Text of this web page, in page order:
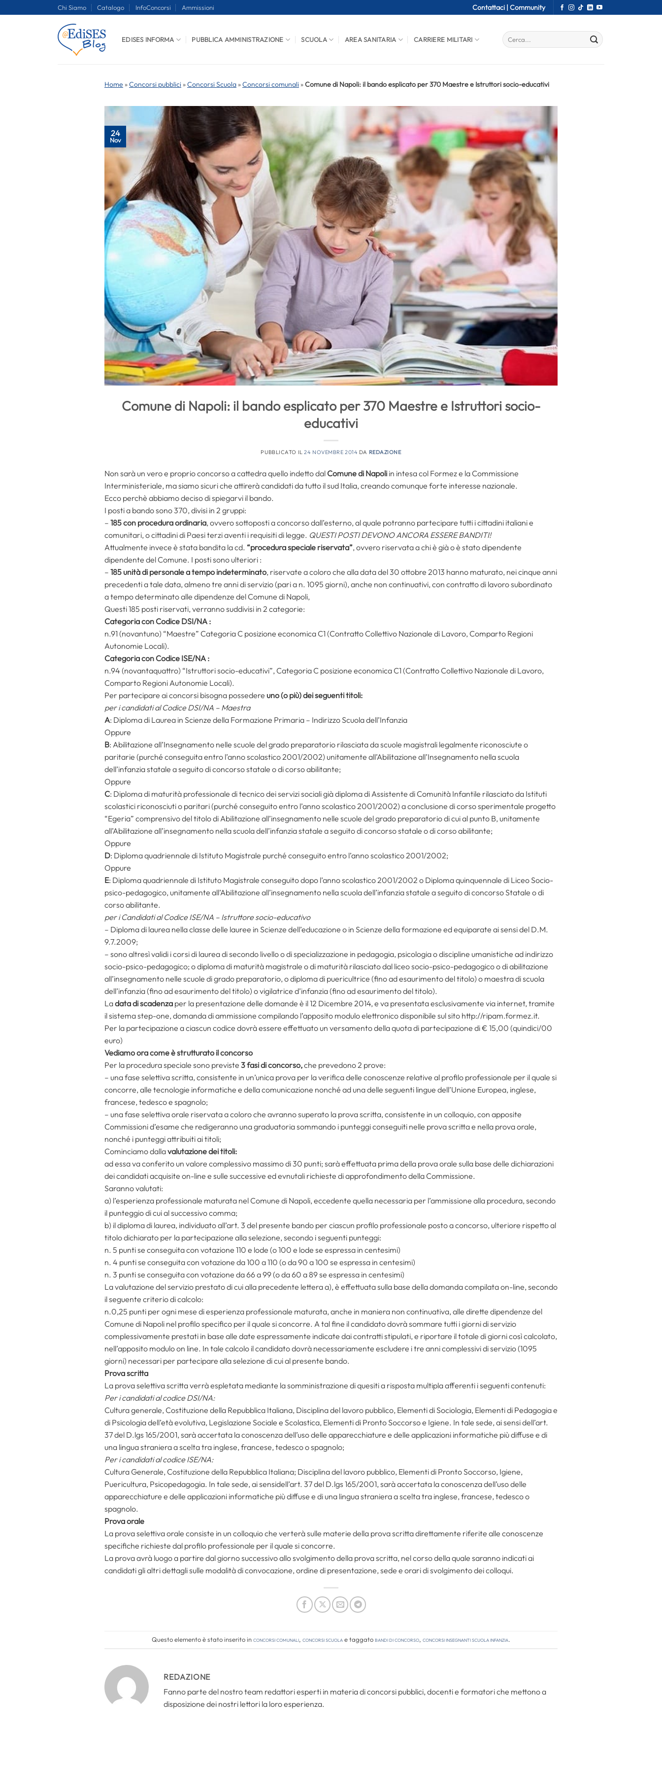
Chi Siamo Catalogo InfoConcorsi Ammissioni Contattaci | Community
EDISES INFORMA PUBBLICA AMMINISTRAZIONE SCUOLA AREA SANITARIA CARRIERE MILITARI
Home »Concorsi pubblici »Concorsi Scuola »Concorsi comunali »Comune di Napoli: il bando esplicato per 370 Maestre e Istruttori socio-educativi
24
Nov
Comune di Napoli: il bando esplicato per 370 Maestre e Istruttori socio-
educativi
PUBBLICATO IL24 NOVEMBRE 2014 DA REDAZIONE
Non sarà un vero e proprio concorso a cattedra quello indetto dal Comune di Napoli in intesa col Formez e la Commissione
Interministeriale, ma siamo sicuri che attirerà candidati da tutto il sud Italia, creando comunque forte interesse nazionale.
Ecco perchè abbiamo deciso di spiegarvi il bando.
I posti a bando sono 370, divisi in 2 gruppi:
– 185 con procedura ordinaria, ovvero sottoposti a concorso dall’esterno, al quale potranno partecipare tutti i cittadini italiani e
comunitari, o cittadini di Paesi terzi aventi i requisiti di legge. QUESTI POSTI DEVONO ANCORA ESSERE BANDITI!
Attualmente invece è stata bandita la cd. “procedura speciale riservata”, ovvero riservata a chi è già o è stato dipendente
dipendente del Comune. I posti sono ulteriori :
– 185 unità di personale a tempo indeterminato, riservate a coloro che alla data del 30 ottobre 2013 hanno maturato, nei cinque anni
precedenti a tale data, almeno tre anni di servizio (pari a n. 1095 giorni), anche non continuativi, con contratto di lavoro subordinato
a tempo determinato alle dipendenze del Comune di Napoli,
Questi 185 posti riservati, verranno suddivisi in 2 categorie:
Categoria con Codice DSI/NA :
n.91 (novantuno) “Maestre” Categoria C posizione economica C1 (Contratto Collettivo Nazionale di Lavoro, Comparto Regioni
Autonomie Locali).
Categoria con Codice ISE/NA :
n.94 (novantaquattro) “Istruttori socio-educativi”, Categoria C posizione economica C1 (Contratto Collettivo Nazionale di Lavoro,
Comparto Regioni Autonomie Locali).
Per partecipare ai concorsi bisogna possedere uno (o più) dei seguenti titoli:
per i candidati al Codice DSI/NA – Maestra
A: Diploma di Laurea in Scienze della Formazione Primaria – Indirizzo Scuola dell’Infanzia
Oppure
B: Abilitazione all’Insegnamento nelle scuole del grado preparatorio rilasciata da scuole magistrali legalmente riconosciute o
paritarie (purché conseguita entro l’anno scolastico 2001/2002) unitamente all’Abilitazione all’Insegnamento nella scuola
dell’infanzia statale a seguito di concorso statale o di corso abilitante;
Oppure
C: Diploma di maturità professionale di tecnico dei servizi sociali già diploma di Assistente di Comunità Infantile rilasciato da Istituti
scolastici riconosciuti o paritari (purché conseguito entro l’anno scolastico 2001/2002) a conclusione di corso sperimentale progetto
“Egeria” comprensivo del titolo di Abilitazione all’insegnamento nelle scuole del grado preparatorio di cui al punto B, unitamente
all’Abilitazione all’insegnamento nella scuola dell’infanzia statale a seguito di concorso statale o di corso abilitante;
Oppure
D: Diploma quadriennale di Istituto Magistrale purché conseguito entro l’anno scolastico 2001/2002;
Oppure
E: Diploma quadriennale di Istituto Magistrale conseguito dopo l’anno scolastico 2001/2002 o Diploma quinquennale di Liceo Socio-
psico-pedagogico, unitamente all’Abilitazione all’insegnamento nella scuola dell’infanzia statale a seguito di concorso Statale o di
corso abilitante.
per i Candidati al Codice ISE/NA – Istruttore socio-educativo
– Diploma di laurea nella classe delle lauree in Scienze dell’educazione o in Scienze della formazione ed equiparate ai sensi del D.M.
9.7.2009;
– sono altresì validi i corsi di laurea di secondo livello o di specializzazione in pedagogia, psicologia o discipline umanistiche ad indirizzo
socio-psico-pedagogico; o diploma di maturità magistrale o di maturità rilasciato dal liceo socio-psico-pedagogico o di abilitazione
all’insegnamento nelle scuole di grado preparatorio, o diploma di puericultrice (fino ad esaurimento del titolo) o maestra di scuola
dell’infanzia (fino ad esaurimento del titolo) o vigilatrice d’infanzia (fino ad esaurimento del titolo).
Ladata di scadenza per la presentazione delle domande è il 12 Dicembre 2014, e va presentata esclusivamente via internet, tramite
il sistema step-one, domanda di ammissione compilando l’apposito modulo elettronico disponibile sul sito http://ripam.formez.it.
Per la partecipazione a ciascun codice dovrà essere effettuato un versamento della quota di partecipazione di € 15,00 (quindici/00
euro)
Vediamo ora come è strutturato il concorso
Per la procedura speciale sono previste 3 fasi di concorso,che prevedono 2 prove:
– una fase selettiva scritta, consistente in un’unica prova per la verifica delle conoscenze relative al profilo professionale per il quale si
concorre, alle tecnologie informatiche e della comunicazione nonché ad una delle seguenti lingue dell’Unione Europea, inglese,
francese, tedesco e spagnolo;
– una fase selettiva orale riservata a coloro che avranno superato la prova scritta, consistente in un colloquio, con apposite
Commissioni d’esame che redigeranno una graduatoria sommando i punteggi conseguiti nelle prova scritta e nella prova orale,
nonché i punteggi attribuiti ai titoli;
Cominciamo dallavalutazione dei titoli:
ad essa va conferito un valore complessivo massimo di 30 punti; sarà effettuata prima della prova orale sulla base delle dichiarazioni
dei candidati acquisite on-line e sulle successive ed evnutali richieste di approfondimento della Commissione.
Saranno valutati:
a) l’esperienza professionale maturata nel Comune di Napoli, eccedente quella necessaria per l’ammissione alla procedura, secondo
il punteggio di cui al successivo comma;
b) il diploma di laurea, individuato all’art. 3 del presente bando per ciascun profilo professionale posto a concorso, ulteriore rispetto al
titolo dichiarato per la partecipazione alla selezione, secondo i seguenti punteggi:
n. 5 punti se conseguita con votazione 110 e lode (o 100 e lode se espressa in centesimi)
n. 4 punti se conseguita con votazione da 100 a 110 (o da 90 a 100 se espressa in centesimi)
n. 3 punti se conseguita con votazione da 66 a 99 (o da 60 a 89 se espressa in centesimi)
La valutazione del servizio prestato di cui alla precedente lettera a), è effettuata sulla base della domanda compilata on-line, secondo
il seguente criterio di calcolo:
n.0,25 punti per ogni mese di esperienza professionale maturata, anche in maniera non continuativa, alle dirette dipendenze del
Comune di Napoli nel profilo specifico per il quale si concorre. A tal fine il candidato dovrà sommare tutti i giorni di servizio
complessivamente prestati in base alle date espressamente indicate dai contratti stipulati, e riportare il totale di giorni così calcolato,
nell’apposito modulo on line. In tale calcolo il candidato dovrà necessariamente escludere i tre anni complessivi di servizio (1095
giorni) necessari per partecipare alla selezione di cui al presente bando.
Prova scritta
La prova selettiva scritta verrà espletata mediante la somministrazione di quesiti a risposta multipla afferenti i seguenti contenuti:
Per i candidati al codice DSI/NA:
Cultura generale, Costituzione della Repubblica Italiana, Disciplina del lavoro pubblico, Elementi di Sociologia, Elementi di Pedagogia e
di Psicologia dell’età evolutiva, Legislazione Sociale e Scolastica, Elementi di Pronto Soccorso e Igiene. In tale sede, ai sensi dell’art.
37 del D.lgs 165/2001, sarà accertata la conoscenza dell’uso delle apparecchiature e delle applicazioni informatiche più diffuse e di
una lingua straniera a scelta tra inglese, francese, tedesco o spagnolo;
Per i candidati al codice ISE/NA:
Cultura Generale, Costituzione della Repubblica Italiana; Disciplina del lavoro pubblico, Elementi di Pronto Soccorso, Igiene,
Puericultura, Psicopedagogia. In tale sede, ai sensidell’art. 37 del D.lgs 165/2001, sarà accertata la conoscenza dell’uso delle
apparecchiature e delle applicazioni informatiche più diffuse e di una lingua straniera a scelta tra inglese, francese, tedesco o
spagnolo.
Prova orale
La prova selettiva orale consiste in un colloquio che verterà sulle materie della prova scritta direttamente riferite alle conoscenze
specifiche richieste dal profilo professionale per il quale si concorre.
La prova avrà luogo a partire dal giorno successivo allo svolgimento della prova scritta, nel corso della quale saranno indicati ai
candidati gli altri dettagli sulle modalità di convocazione, ordine di presentazione, sede e orari di svolgimento dei colloqui.
Questo elemento è stato inserito inConcorsi comunali, Concorsi Scuolae taggatobandi di concorso, concorsi insegnanti scuola infanzia.
REDAZIONE
Fanno parte del nostro team redattori esperti in materia di concorsi pubblici, docenti e formatori che mettono a
disposizione dei nostri lettori la loro esperienza.